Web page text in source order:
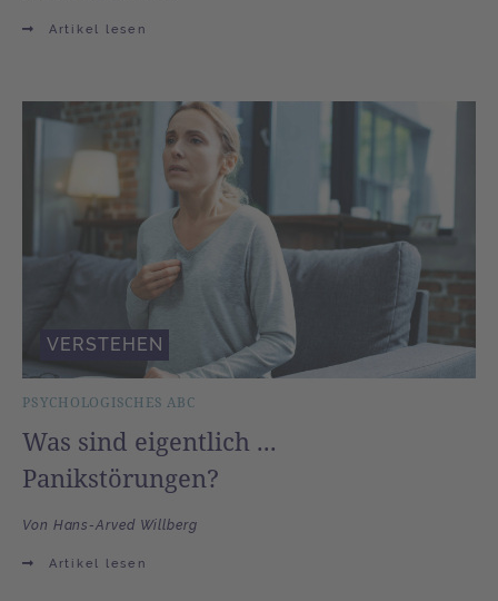
Artikel lesen
PSYCHOLOGISCHES ABC
Was sind eigentlich ...
Panikstörungen?
Von Hans-Arved Willberg
Artikel lesen
VERSTEHEN